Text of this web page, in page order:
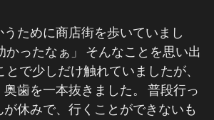
ために商店街を歩いていまし
かったなぁ」 そんなことを思い出
とで少しだけ触れていましたが、
歯を一本抜きました。 普段行っ
休みで、行くことができないも